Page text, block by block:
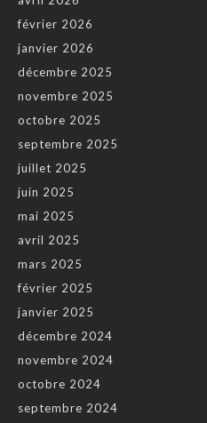
février 2026
janvier 2026
décembre 2025
novembre 2025
octobre 2025
septembre 2025
juillet 2025
juin 2025
mai 2025
avril 2025
mars 2025
février 2025
janvier 2025
décembre 2024
novembre 2024
octobre 2024
septembre 2024